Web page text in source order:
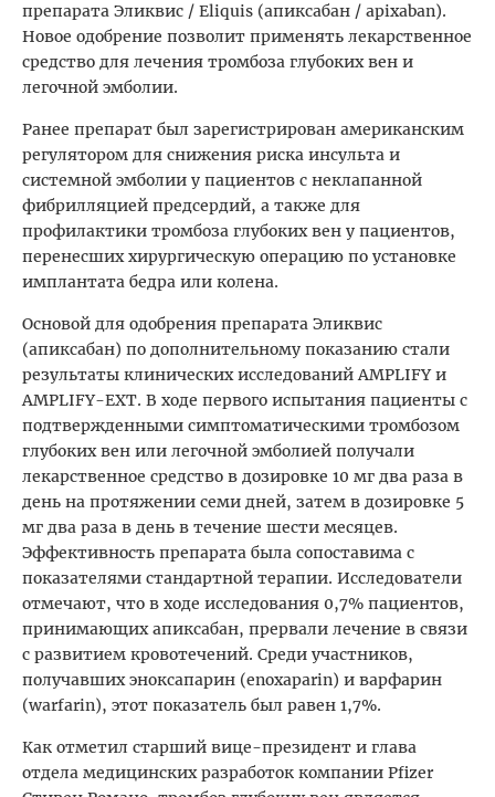
препарата Эликвис / Eliquis (апиксабан / apixaban).
Новое одобрение позволит применять лекарственное
средство для лечения тромбоза глубоких вен и
легочной эмболии.
Ранее препарат был зарегистрирован американским
регулятором для снижения риска инсульта и
системной эмболии у пациентов с неклапанной
фибрилляцией предсердий, а также для
профилактики тромбоза глубоких вен у пациентов,
перенесших хирургическую операцию по установке
имплантата бедра или колена.
Основой для одобрения препарата Эликвис
(апиксабан) по дополнительному показанию стали
результаты клинических исследований AMPLIFY и
AMPLIFY-EXT. В ходе первого испытания пациенты с
подтвержденными симптоматическими тромбозом
глубоких вен или легочной эмболией получали
лекарственное средство в дозировке 10 мг два раза в
день на протяжении семи дней, затем в дозировке 5
мг два раза в день в течение шести месяцев.
Эффективность препарата была сопоставима с
показателями стандартной терапии. Исследователи
отмечают, что в ходе исследования 0,7% пациентов,
принимающих апиксабан, прервали лечение в связи
с развитием кровотечений. Среди участников,
получавших эноксапарин (enoxaparin) и варфарин
(warfarin), этот показатель был равен 1,7%.
Как отметил старший вице-президент и глава
отдела медицинских разработок компании Pfizer